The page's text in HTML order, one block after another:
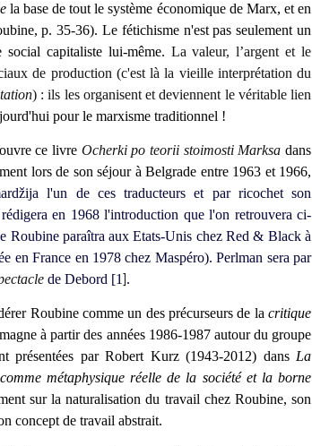
la base de tout le système économique de Marx, et en
p. 35-36). Le fétichisme n'est pas seulement un
social capitaliste lui-même. La valeur, l’argent et le
de production (c'est là la vieille interprétation du
) : ils les organisent et deviennent le véritable lien
pour le marxisme traditionnel !
ce livre Ocherki po teorii stoimosti Marksadans
lors de son séjour à Belgrade entre 1963 et 1966,
l'un de ces traducteurs et par ricochet son
en 1968l'introduction que l'on retrouvera ci-
Roubine paraîtra aux Etats-Unis chez Red & Black à
en France en 1978 chez Maspéro). Perlman sera par
de Debord [1 .
Roubine comme un des précurseurs de la critique
à partir des années 1986-1987 autour du groupe
présentées par Robert Kurz (1943-2012) dans La
métaphysique réelle de la société et la borne
sur la naturalisation du travail chez Roubine, son
concept de travail abstrait.